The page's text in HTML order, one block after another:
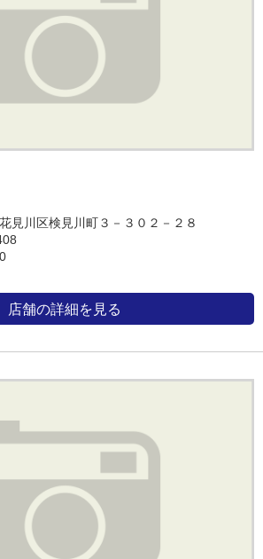
見川区検見川町３－３０２－２８
店舗の詳細を見る